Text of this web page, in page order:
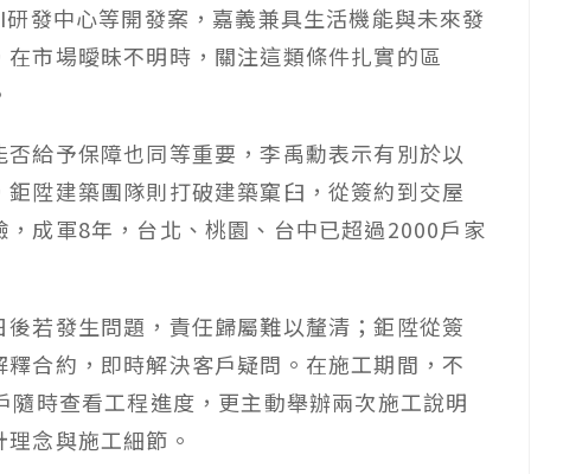
發中心等開發案，嘉義兼具生活機能與未來發
市場曖昧不明時，關注這類條件扎實的區
給予保障也同等重要，李禹勳表示有別於以
陞建築團隊則打破建築窠臼，從簽約到交屋
成軍8年，台北、桃園、台中已超過2000戶家
若發生問題，責任歸屬難以釐清；鉅陞從簽
合約，即時解決客戶疑問。在施工期間，不
時查看工程進度，更主動舉辦兩次施工說明
念與施工細節。